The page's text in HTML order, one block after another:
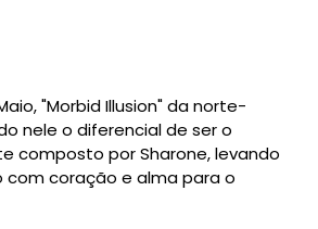
"Morbid Illusion" da norte-
nele o diferencial de ser o
composto por Sharone, levando
com coração e alma para o